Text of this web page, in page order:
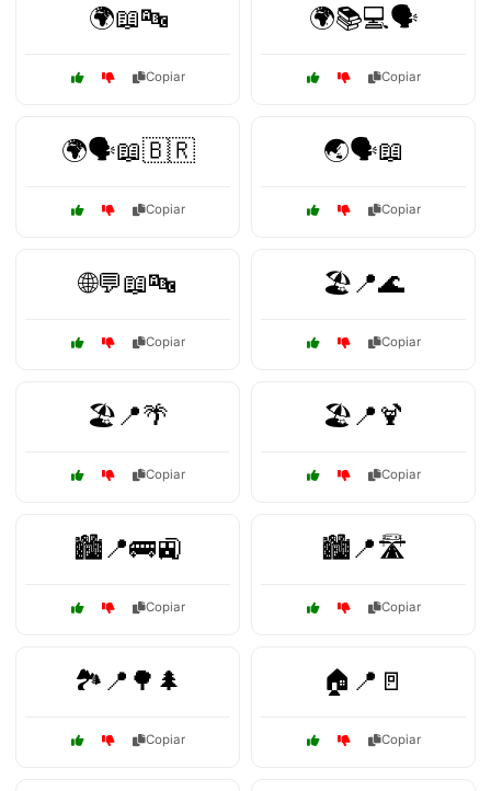
🌍📖🔤
Copiar
🌍📚💻🗣️
Copiar
🌍🗣️📖🇧🇷
Copiar
🌏🗣️📖
Copiar
🌐💬📖🔤
Copiar
🏖️📍🌊
Copiar
🏖️📍🌴
Copiar
🏖️📍🍹
Copiar
🏙️📍🚌🚉
Copiar
🏙️📍🛣️
Copiar
🏞️📍🌳🌲
Copiar
🏠📍🚪
Copiar